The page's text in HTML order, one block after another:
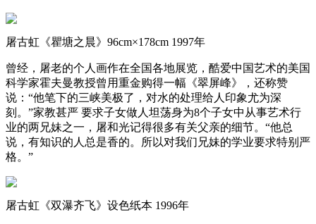
屠古虹《瞿塘之晨》96cm×178cm 1997年
曾经，屠老的个人画作在全国各地展览，酷爱中国艺术的美国
科学家霍夫曼教授曾用重金购得一幅《翠屏峰》，还称赞
说：“他笔下的三峡美极了，对水的处理给人印象尤为深
刻。”家教甚严 要求子女做人坦荡身为8个子女中从事艺术行
业的两兄妹之一，屠和光记得很多有关父亲的细节。“他总
说，有知识的人总是香的。所以对我们兄妹的学业要求特别严
格。”
屠古虹《双瀑齐飞》设色纸本 1996年